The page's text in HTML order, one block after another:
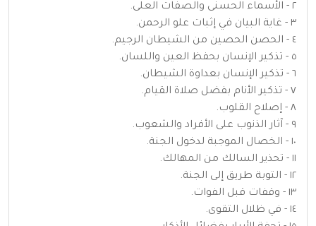
٢ - الأسماء الحسنى والصفات العلى.
٣ - غاية البيان في إثبات علو الرحمن.
٤ - الحصن الحصين من الشيطان الرجيم.
٥ - تذكير الإنسان بحفظ العين واللسان.
٦ - تذكير الإنسان بعداوة الشيطان.
٧ - تذكير الأنام بفضل صلاة القيام.
٨ - إصلاح القلوب.
٩ - آثار الذنوب على الأفراد والشعوب.
١٠ - الخصال الموجبة لدخول الجنة.
١١ - تحذير السالك من المهالك.
١٢ - التوبة طريق إلى الجنة.
١٣ - وقفات قبل الفوات.
١٤ - في ظلال التقوى.